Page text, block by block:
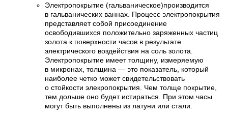
Электропокрытие (гальваническое)производится
в гальванических ваннах. Процесс электропокрытия
представляет собой присоединение
освободившихся положительно заряженных частиц
золота к поверхности часов в результате
электрического воздействия на соль золота.
Электропокрытие имеет толщину, измеряемую
в микронах, толщина — это показатель, который
наиболее четко может свидетельствовать
о стойкости элекропокрытия. Чем толще покрытие,
тем дольше оно будет истираться. При этом часы
могут быть выполнены из латуни или стали.